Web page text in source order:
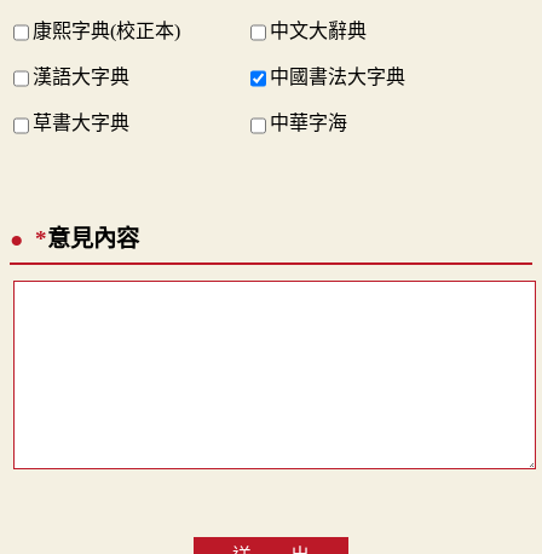
康熙字典(校正本) 中文大辭典
漢語大字典 中國書法大字典
草書大字典 中華字海
*意見內容